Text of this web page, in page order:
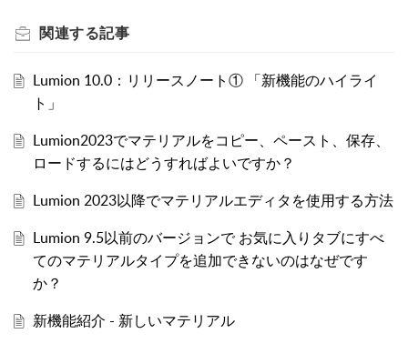
関連する記事
Lumion 10.0：リリースノート① 「新機能のハイライ
ト」
Lumion2023でマテリアルをコピー、ペースト、保存、
ロードするにはどうすればよいですか？
Lumion 2023以降でマテリアルエディタを使用する方法
Lumion 9.5以前のバージョンで お気に入りタブにすべ
てのマテリアルタイプを追加できないのはなぜです
か？
新機能紹介 - 新しいマテリアル